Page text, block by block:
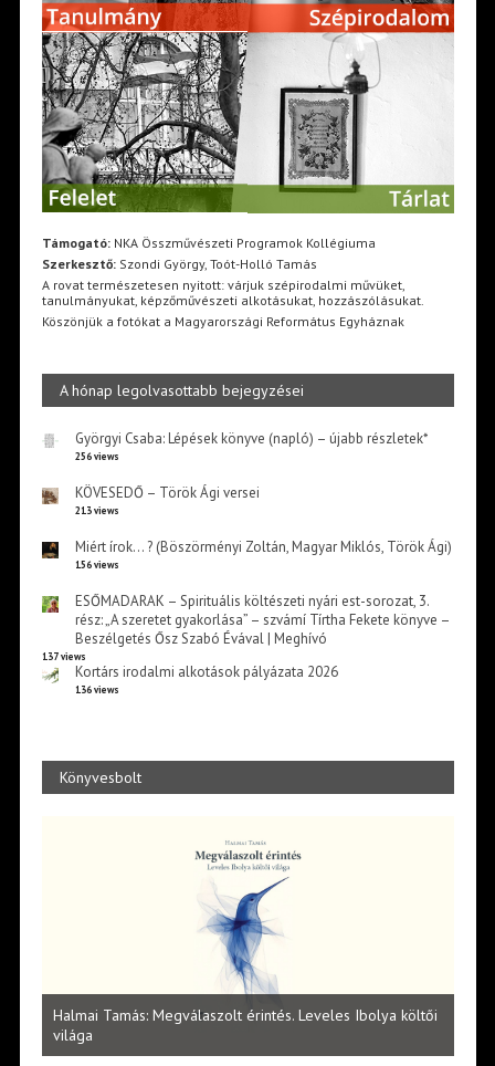
Támogató:NKA Összművészeti Programok Kollégiuma
Szerkesztő:Szondi György, Toót-Holló Tamás
A rovat természetesen nyitott: várjuk szépirodalmi művüket,
tanulmányukat, képzőművészeti alkotásukat, hozzászólásukat.
Köszönjük a fotókat a Magyarországi Református Egyháznak
A hónap legolvasottabb bejegyzései
Györgyi Csaba: Lépések könyve (napló) – újabb részletek*
256 views
KÖVESEDŐ – Török Ági versei
213 views
Miért írok… ? (Böszörményi Zoltán, Magyar Miklós, Török Ági)
156 views
ESŐMADARAK – Spirituális költészeti nyári est-sorozat, 3.
rész: „A szeretet gyakorlása” – szvámí Tírtha Fekete könyve –
Beszélgetés Ősz Szabó Évával | Meghívó
137 views
Kortárs irodalmi alkotások pályázata 2026
136 views
Könyvesbolt
Halmai Tamás: Megválaszolt érintés. Leveles Ibolya költői
világa